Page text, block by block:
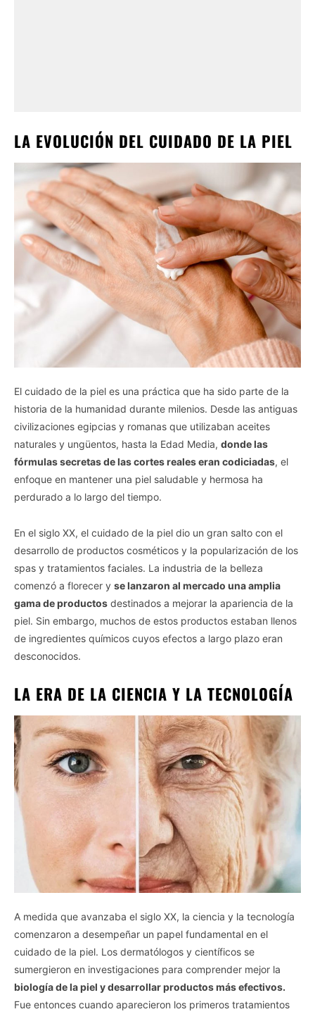
LA EVOLUCIÓN DEL CUIDADO DE LA PIEL
El cuidado de la piel es una práctica que ha sido parte de la
historia de la humanidad durante milenios. Desde las antiguas
civilizaciones egipcias y romanas que utilizaban aceites
naturales y ungüentos, hasta la Edad Media, donde las
fórmulas secretas de las cortes reales eran codiciadas, el
enfoque en mantener una piel saludable y hermosa ha
perdurado a lo largo del tiempo.
En el siglo XX, el cuidado de la piel dio un gran salto con el
desarrollo de productos cosméticos y la popularización de los
spas y tratamientos faciales. La industria de la belleza
comenzó a florecer y se lanzaron al mercado una amplia
gama de productos destinados a mejorar la apariencia de la
piel. Sin embargo, muchos de estos productos estaban llenos
de ingredientes químicos cuyos efectos a largo plazo eran
desconocidos.
LA ERA DE LA CIENCIA Y LA TECNOLOGÍA
A medida que avanzaba el siglo XX, la ciencia y la tecnología
comenzaron a desempeñar un papel fundamental en el
cuidado de la piel. Los dermatólogos y científicos se
sumergieron en investigaciones para comprender mejor la
biología de la piel y desarrollar productos más efectivos.
Fue entonces cuando aparecieron los primeros tratamientos